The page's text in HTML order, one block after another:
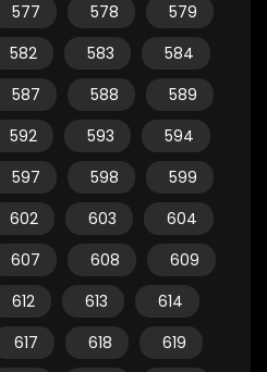
577 578
579
582 583
584
587 588
589
592 593
594
597 598
599
602 603
604
607 608
609
612 613
614
617 618
619